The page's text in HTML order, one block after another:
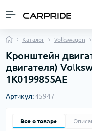
Каталог Volkswagen
Кронштейн
двигателя)
1K0199855AE
Артикул:45947
Все о товаре